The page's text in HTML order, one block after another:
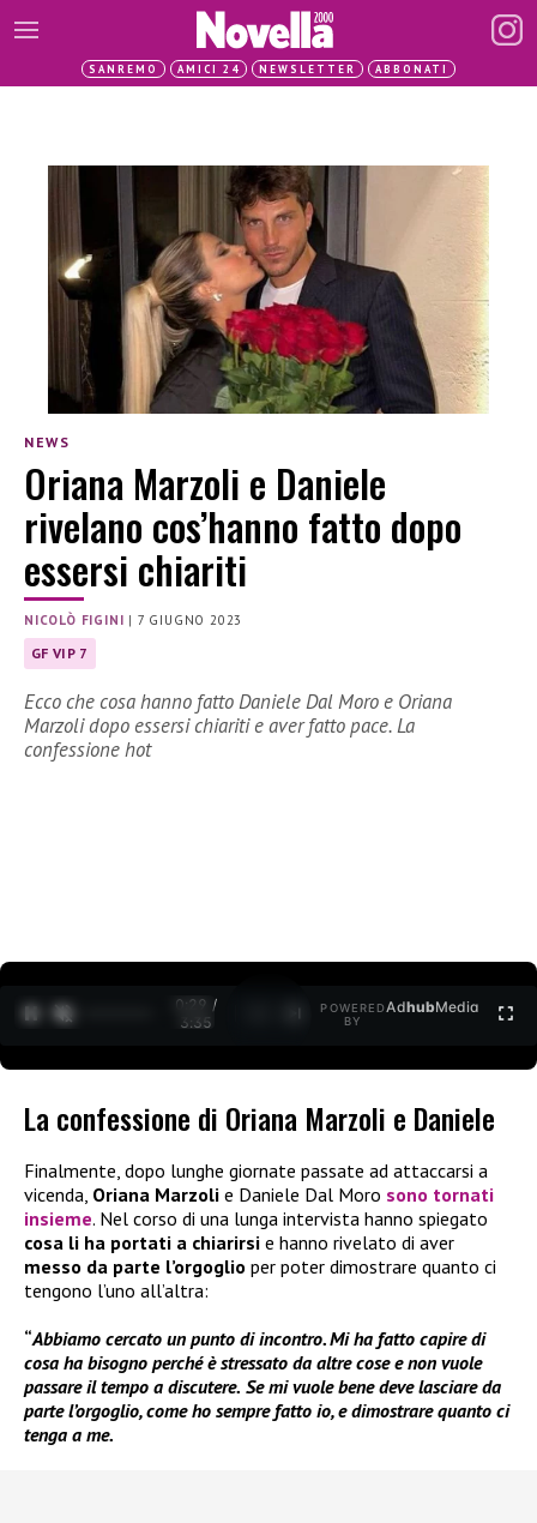
SANREMO AMICI 24 NEWSLETTER ABBONATI
NEWS
Oriana Marzoli e Daniele
rivelano cos’hanno fatto dopo
essersi chiariti
NICOLÒ FIGINI | 7 GIUGNO 2023
GF VIP 7
Ecco che cosa hanno fatto Daniele Dal Moro e Oriana
Marzoli dopo essersi chiariti e aver fatto pace. La
confessione hot
0:30 /
3:35
POWERED
BY
AdhubMedia
La confessione di Oriana Marzoli e Daniele
Finalmente, dopo lunghe giornate passate ad attaccarsi a
vicenda, Oriana Marzoli e Daniele Dal Moro sono tornati
insieme. Nel corso di una lunga intervista hanno spiegato
cosa li ha portati a chiarirsi e hanno rivelato di aver
messo da parte l’orgoglio per poter dimostrare quanto ci
tengono l’uno all’altra:
“Abbiamo cercato un punto di incontro. Mi ha fatto capire di
cosa ha bisogno perché è stressato da altre cose e non vuole
passare il tempo a discutere. Se mi vuole bene deve lasciare da
parte l’orgoglio, come ho sempre fatto io, e dimostrare quanto ci
tenga a me.